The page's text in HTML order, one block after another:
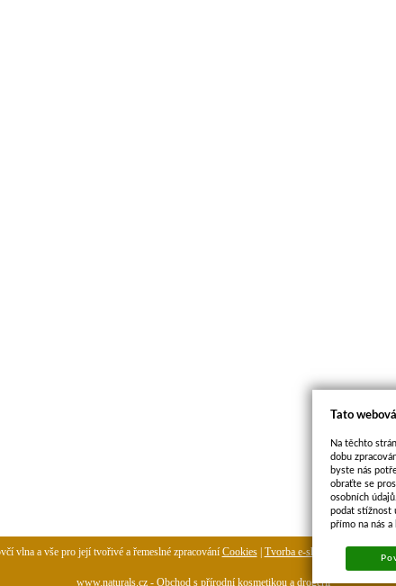
vlna a vše pro její tvořivé a řemeslné zpracování Cookies| Tvorba e-shopu pronájem e-
www.naturals.cz - Obchod s přírodní kosmetikou a drogerií
Tato
Na těchto
dobu
byste nás
obraťte se
osobních
podat stížnost
přímo na nás